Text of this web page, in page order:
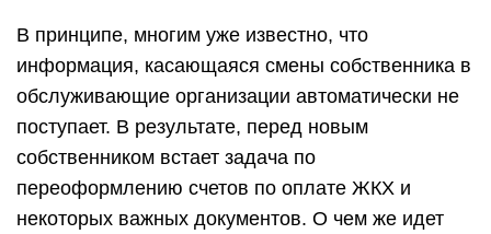
В принципе, многим уже известно, что
информация, касающаяся смены собственника в
обслуживающие организации автоматически не
поступает. В результате, перед новым
собственником встает задача по
переоформлению счетов по оплате ЖКХ и
некоторых важных документов. О чем же идет